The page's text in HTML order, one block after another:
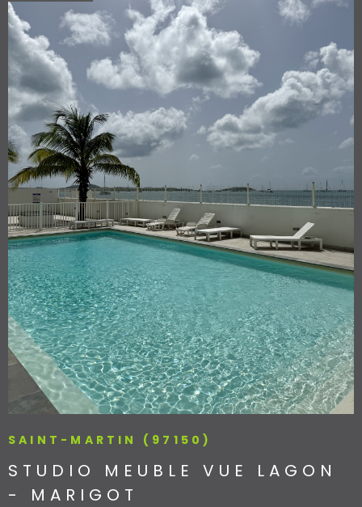
SAINT-MARTIN (97150)
STUDIO MEUBLE VUE LAGON
- MARIGOT
VOIR LE BIEN